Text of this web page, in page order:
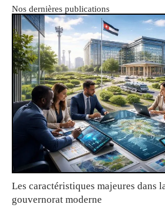
Nos dernières publications
Les caractéristiques majeures dans
gouvernorat moderne